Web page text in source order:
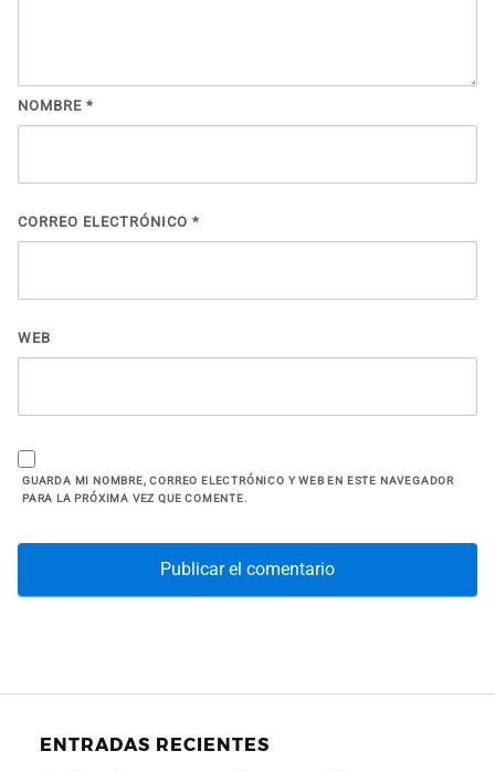
NOMBRE *
CORREO ELECTRÓNICO *
WEB
GUARDA MI NOMBRE, CORREO ELECTRÓNICO Y WEB EN ESTE NAVEGADOR
PARA LA PRÓXIMA VEZ QUE COMENTE.
ENTRADAS RECIENTES